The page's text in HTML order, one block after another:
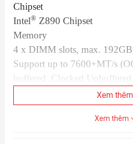
Chipset
Intel® Z890 Chipset
Memory
4 x DIMM slots, max.
Support up to 7600+MT/s
buffered ,Clocked
Dual channel memory
Xem thêm
Xem thêm